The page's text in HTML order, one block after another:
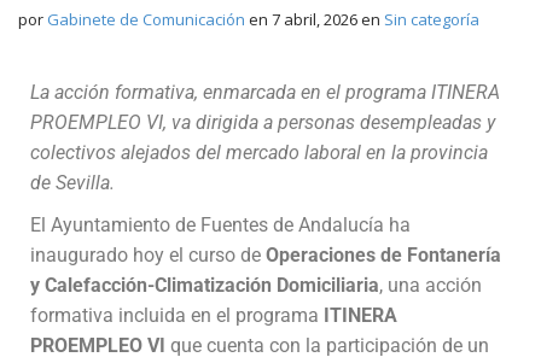
por Gabinete de Comunicación en 7 abril, 2026en Sin categoría
La acción formativa, enmarcada en el programa ITINERA
PROEMPLEO VI, va dirigida a personas desempleadas y
colectivos alejados del mercado laboral en la provincia
de Sevilla.
El Ayuntamiento de Fuentes de Andalucía ha
inaugurado hoy el curso de Operaciones de Fontanería
y Calefacción-Climatización Domiciliaria, una acción
formativa incluida en el programa ITINERA
PROEMPLEO VI que cuenta con la participación de un